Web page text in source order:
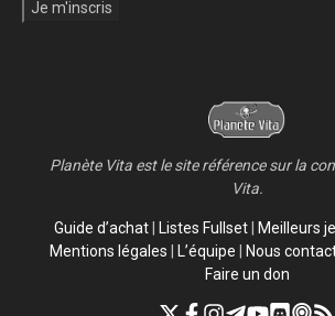
Planète Vita est le site référence sur la
Vita.
Guide d’achat Listes Fullset Meilleurs
Mentions légales
L’équipe Nous
Faire un don